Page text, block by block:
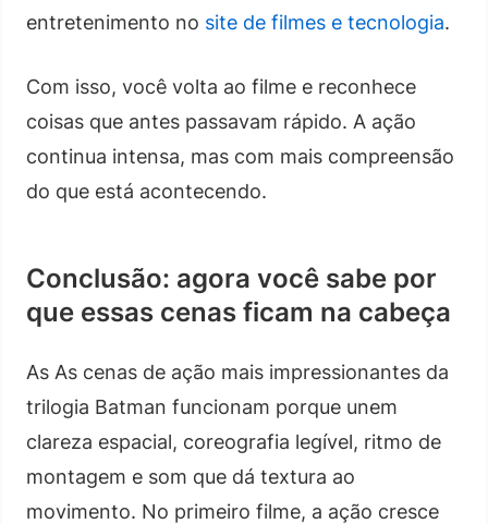
entretenimento no site de filmes e tecnologia.
Com isso, você volta ao filme e reconhece
coisas que antes passavam rápido. A ação
continua intensa, mas com mais compreensão
do que está acontecendo.
Conclusão: agora você sabe por
que essas cenas ficam na cabeça
As As cenas de ação mais impressionantes da
trilogia Batman funcionam porque unem
clareza espacial, coreografia legível, ritmo de
montagem e som que dá textura ao
movimento. No primeiro filme, a ação cresce